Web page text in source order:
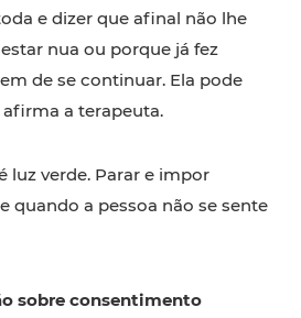
e dizer que afinal não lhe
nua ou porque já fez
de se continuar. Ela pode
a terapeuta.
luz verde. Parar e impor
quando a pessoa não se sente
sobre consentimento